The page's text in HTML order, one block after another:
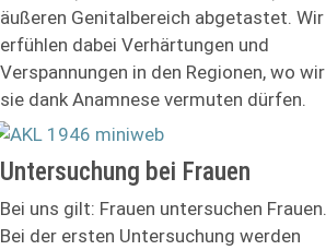
äußeren Genitalbereich abgetastet. Wir
erfühlen dabei Verhärtungen und
Verspannungen in den Regionen, wo wir
sie dank Anamnese vermuten dürfen.
Untersuchung bei Frauen
Bei uns gilt: Frauen untersuchen Frauen.
Bei der ersten Untersuchung werden